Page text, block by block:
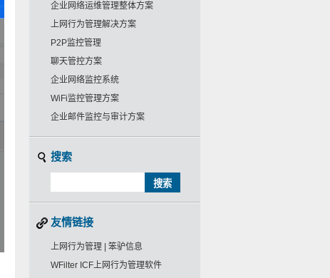
企业网络运维管理整体方案
上网行为管理解决方案
P2P监控管理
聊天管控方案
企业网络监控系统
WiFi监控管理方案
企业邮件监控与审计方案
搜索
友情链接
上网行为管理 | 笨驴信息
WFilter ICF上网行为管理软件